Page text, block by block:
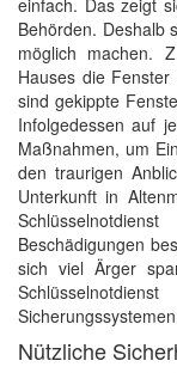
einfach. Das zeigt
Behörden. Deshalb
möglich machen.
Hauses die
sind gekippte
Infolgedessen auf
Maßnahmen, um
den traurigen
Unterkunft in
Beschädigungen
sich viel Ärger
Nützliche